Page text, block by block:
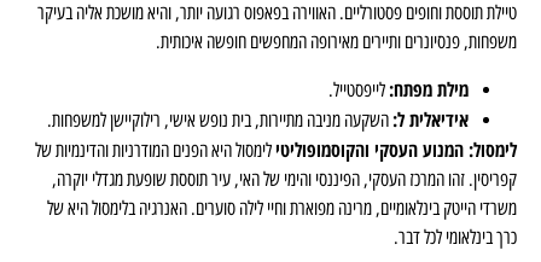
טיילת תוססת וחופים פסטורליים. האווירה בפאפוס רגועה יותר, והיא מושכת אליה בעיקר
משפחות, פנסיונרים ותיירים מאירופה המחפשים חופשה איכותית.
מילת מפתח:לייפסטייל.
אידיאלית ל:השקעה מניבה מתיירות, בית נופש אישי, רילוקיישן למשפחות.
לימסול: המנוע העסקי והקוסמופוליטילימסול היא הפנים המודרניות והדינמיות של
קפריסין. זהו המרכז העסקי, הפיננסי והימי של האי, עיר תוססת שופעת מגדלי יוקרה,
משרדי הייטק בינלאומיים, מרינה מפוארת וחיי לילה סוערים. האנרגיה בלימסול היא של
כרך בינלאומי לכל דבר.